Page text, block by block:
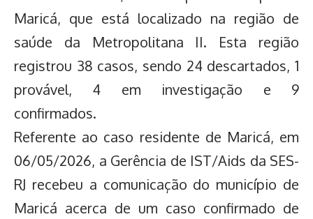
Maricá, que está localizado na região de
saúde da Metropolitana II. Esta região
registrou 38 casos, sendo 24 descartados, 1
provável, 4 em investigação e 9
confirmados.
Referente ao caso residente de Maricá, em
06/05/2026, a Gerência de IST/Aids da SES-
RJ recebeu a comunicação do município de
Maricá acerca de um caso confirmado de